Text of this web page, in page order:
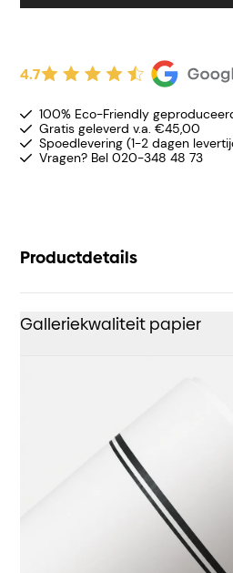
4.7
100% Eco-Friendly
Gratis geleverd v.a. €45,00
Spoedlevering (1-2 dagen
Vragen? Bel 020-348 48 73
Productdetails
Galleriekwaliteit papier